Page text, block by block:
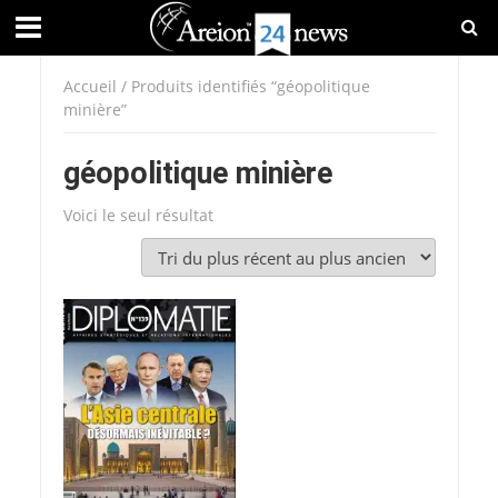
Accueil / Produits identifiés “géopolitique
minière”
géopolitique minière
Voici le seul résultat